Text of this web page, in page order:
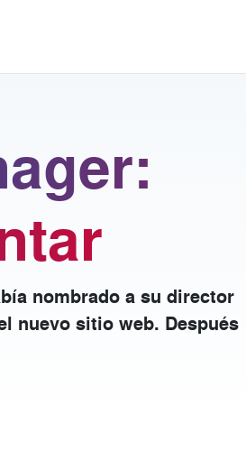
nombrado a su director
nuevo sitio web. Después